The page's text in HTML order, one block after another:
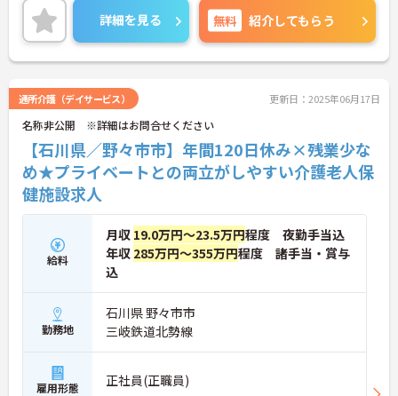
詳細を見る 無料 紹介してもらう
通所介護（デイサービス） 更新日：2025年06月17日
名称非公開 ※詳細はお問合せください
【石川県／野々市市】年間120日休み×残業少な
め★プライベートとの両立がしやすい介護老人保
健施設求人
給料
月収 19.0万円～23.5万円程度 夜勤手当込
年収 285万円～355万円程度 諸手当・賞与
込
勤務地
石川県 野々市市
三岐鉄道北勢線
雇用形態 正社員(正職員)